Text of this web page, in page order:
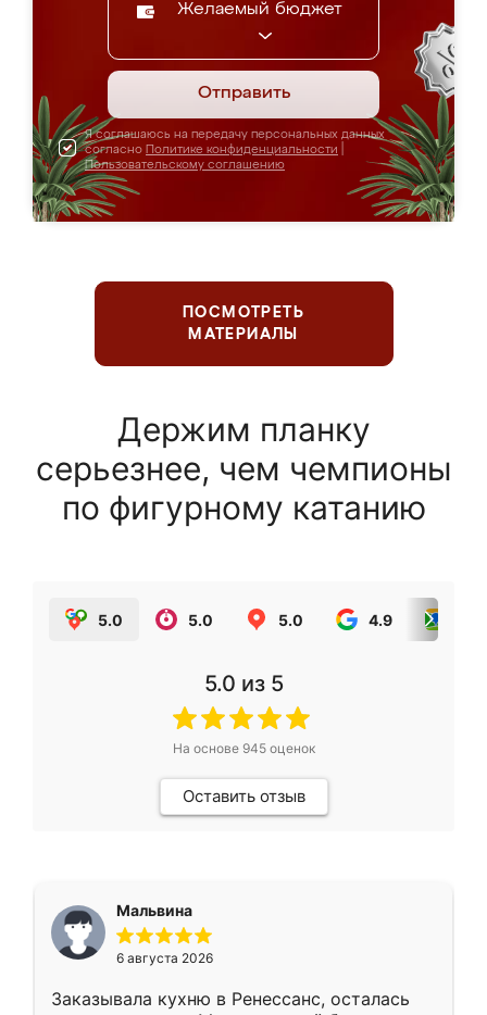
Желаемый бюджет
Отправить
Я соглашаюсь на передачу персональных данных
согласно Политике конфиденциальности
Пользовательскому соглашению
ПОСМОТРЕТЬ
МАТЕРИАЛЫ
Держим планку
серьезнее, чем чемпионы
по фигурному катанию
5.0 5.0 5.0 4.9
5.0 из 5
На основе 945оценок
Оставить отзыв
Мальвина
6 августа 2026
Заказывала кухню в Ренессанс, осталась